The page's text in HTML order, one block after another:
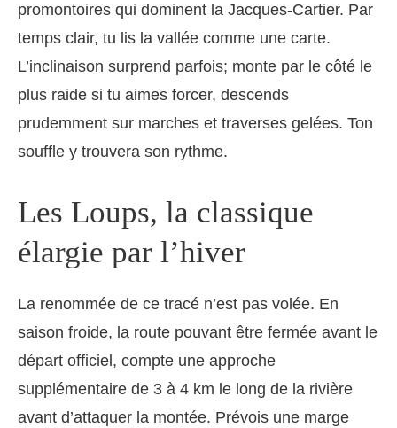
promontoires qui dominent la Jacques‑Cartier. Par
temps clair, tu lis la vallée comme une carte.
L’inclinaison surprend parfois; monte par le côté le
plus raide si tu aimes forcer, descends
prudemment sur marches et traverses gelées. Ton
souffle y trouvera son rythme.
Les Loups, la classique
élargie par l’hiver
La renommée de ce tracé n’est pas volée. En
saison froide, la route pouvant être fermée avant le
départ officiel, compte une approche
supplémentaire de 3 à 4 km le long de la rivière
avant d’attaquer la montée. Prévois une marge